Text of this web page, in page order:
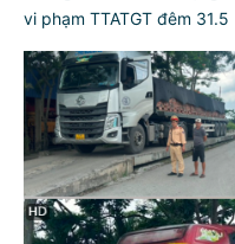
vi phạm TTATGT đêm 31.5